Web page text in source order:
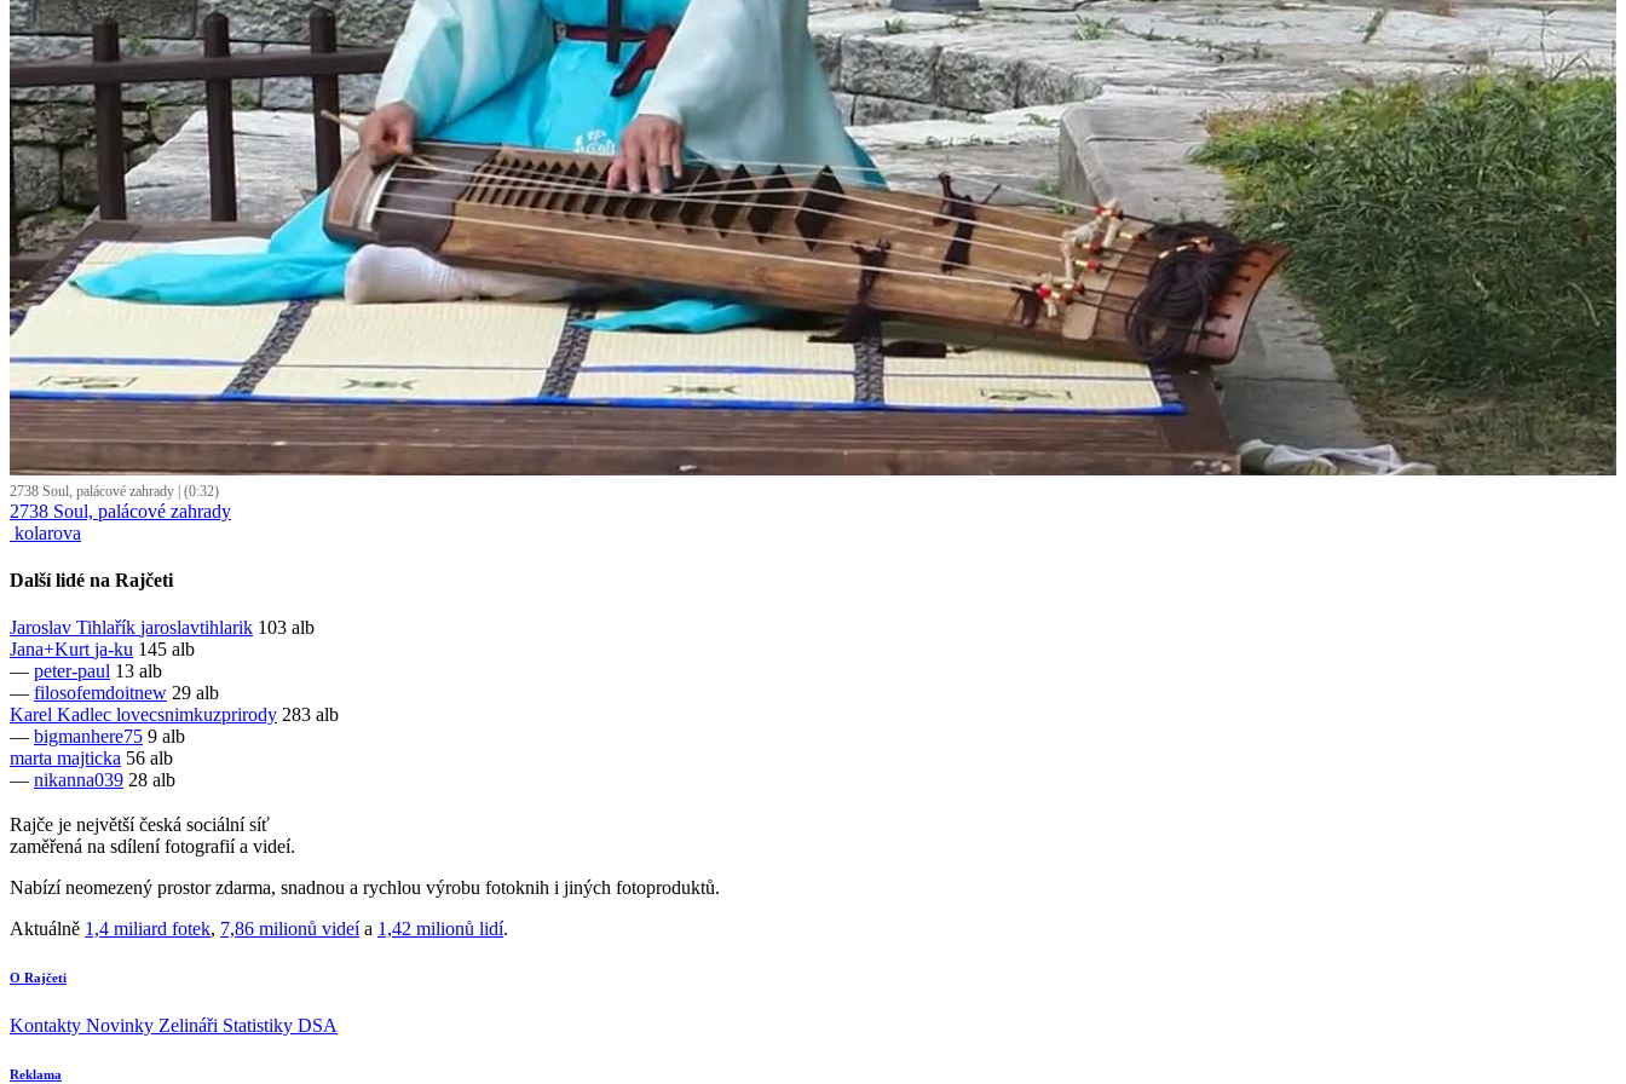
2738 Soul, palácové zahrady | (0:32)
2738 Soul, palácové zahrady
kolarova
Další lidé na Rajčeti
Jaroslav Tihlařík jaroslavtihlarik 103 alb
Jana+Kurt ja-ku 145 alb
— peter-paul 13 alb
— filosofemdoitnew 29 alb
Karel Kadlec lovecsnimkuzprirody 283 alb
— bigmanhere75 9 alb
marta majticka 56 alb
— nikanna039 28 alb
Rajče je největší česká sociální síť
zaměřená na sdílení fotografií a videí.
Nabízí neomezený prostor zdarma, snadnou a rychlou výrobu fotoknih i jiných fotoproduktů.
Aktuálně 1,4 miliard fotek, 7,86 milionů videía 1,42 milionů lidí.
O Rajčeti
Kontakty Novinky Zelináři Statistiky DSA
Reklama